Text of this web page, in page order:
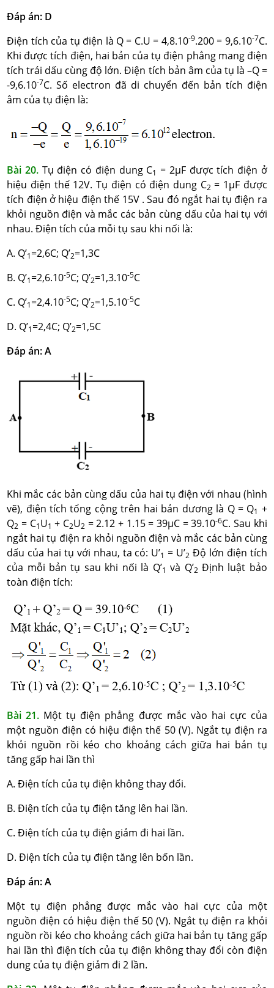
Đáp án: D
Điện tích của tụ điện là Q = C.U = 4,8.10-9.200 = 9,6.10-7C.
Khi được tích điện, hai bản của tụ điện phẳng mang điện
tích trái dấu cùng độ lớn. Điện tích bản âm của tụ là –Q =
-9,6.10-7C. Số electron đã di chuyển đến bản tích điện
âm của tụ điện là:
Bài 20. Tụ điện có điện dung C1 = 2µF được tích điện ở
hiệu điện thế 12V. Tụ điện có điện dung C2 = 1µF được
tích điện ở hiệu điện thế 15V . Sau đó ngắt hai tụ điện ra
khỏi nguồn điện và mắc các bản cùng dấu của hai tụ với
nhau. Điện tích của mỗi tụ sau khi nối là:
A. Q’1=2,6C; Q’2=1,3C
B. Q’1=2,6.10-5C; Q’2=1,3.10-5C
C. Q’1=2,4.10-5C; Q’2=1,5.10-5C
D. Q’1=2,4C; Q’2=1,5C
Đáp án: A
Khi mắc các bản cùng dấu của hai tụ điện với nhau (hình
vẽ), điện tích tổng cộng trên hai bản dương là Q = Q1 +
Q2 = C1U1 + C2U2 = 2.12 + 1.15 = 39μC = 39.10-6C. Sau khi
ngắt hai tụ điện ra khỏi nguồn điện và mắc các bản cùng
dấu của hai tụ với nhau, ta có: U’1 = U’2 Độ lớn điện tích
của mỗi bản tụ sau khi nối là Q’1 và Q’2 Định luật bảo
toàn điện tích:
Bài 21. Một tụ điện phẳng được mắc vào hai cực của
một nguồn điện có hiệu điện thế 50 (V). Ngắt tụ điện ra
khỏi nguồn rồi kéo cho khoảng cách giữa hai bản tụ
tăng gấp hai lần thì
A. Điện tích của tụ điện không thay đổi.
B. Điện tích của tụ điện tăng lên hai lần.
C. Điện tích của tụ điện giảm đi hai lần.
D. Điện tích của tụ điện tăng lên bốn lần.
Đáp án: A
Một tụ điện phẳng được mắc vào hai cực của một
nguồn điện có hiệu điện thế 50 (V). Ngắt tụ điện ra khỏi
nguồn rồi kéo cho khoảng cách giữa hai bản tụ tăng gấp
hai lần thì điện tích của tụ điện không thay đổi còn điện
dung của tụ điện giảm đi 2 lần.